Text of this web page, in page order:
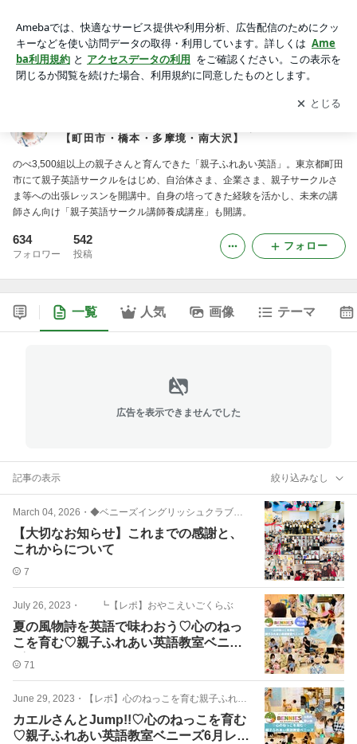
べ歌・クラフトではじめるあったか親子英語【町田市・橋本・
多摩境・南大沢】
アプリをダウンロードして ブログの更新通知
を受け取りまし
ょう。
開く
【町田市・橋本・多摩境・南大沢】
のべ3,500組以上の親子さんと育んできた「親子ふれあい英語」。東京都町田
市にて親子英語サークルをはじめ、自治体さま、企業さま、親子サークルさ
ま等への出張レッスンを開講中。自身の培ってきた経験を活かし、未来の講
師さん向け「親子英語サークル講師養成講座」も開講。
634
フォロワー
542
投稿
フォロー
一覧 人気 画像 テーマ
広告を表示できませんでした
記事の表示 絞り込みなし
March 04, 2026 ・ ◆ベニーズイングリッシュクラブとは？
【大切なお知らせ】これまでの感謝と、
これからについて
7
July 26, 2023 ・ ┗【レポ】おやこえいごくらぶ
夏の風物詩を英語で味わおう♡心のねっ
こを育む♡親子ふれあい英語教室ベニー
ズ71
June 29, 2023 ・ 【レポ】心のねっこを育む親子ふれあい英語
カエルさんとJump!!♡心のねっこを育む
♡親子ふれあい英語教室ベニーズ6月レポ